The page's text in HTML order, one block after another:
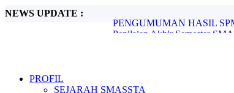
NEWS UPDATE :
Penilaian Akhir Semester
Gladi Bersih OSN 2026 SMA
Hari Kebangkitan Nasional 20
PROFIL
SEJARAH SMASSTA